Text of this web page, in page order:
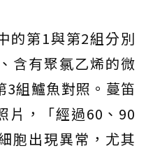
的第1與第2組分別
含有聚氯乙烯的微
3組鱸魚對照。蔓笛
片，「經過60、90
胞出現異常，尤其